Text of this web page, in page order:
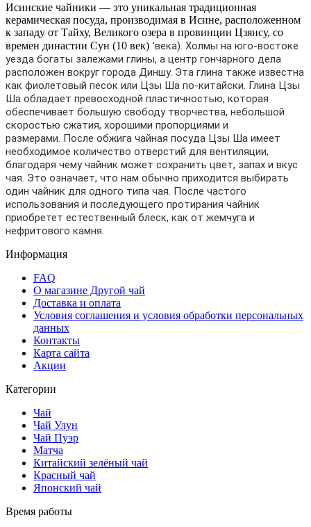
Исинские чайники — это уникальная традиционная
керамическая посуда, производимая в Исине, расположенном
к западу от Тайху, Великого озера в провинции Цзянсу, со
времен династии Сун (10 век) .века). Холмы на юго-востоке
уезда богаты залежами глины, а центр гончарного дела
расположен вокруг города Диншу. Эта глина также известна
как фиолетовый песок или Цзы Ша по-китайски. Глина Цзы
Ша обладает превосходной пластичностью, которая
обеспечивает большую свободу творчества, небольшой
скоростью сжатия, хорошими пропорциями и
размерами. После обжига чайная посуда Цзы Ша имеет
необходимое количество отверстий для вентиляции,
благодаря чему чайник может сохранить цвет, запах и вкус
чая. Это означает, что нам обычно приходится выбирать
один чайник для одного типа чая. После частого
использования и последующего протирания чайник
приобретет естественный блеск, как от жемчуга и
нефритового камня.
Информация
FAQ
О магазине Другой чай
Доставка и оплата
Условия соглашения и условия обработки персональных
данных
Контакты
Карта сайта
Акции
Категории
Чай
Чай Улун
Чай Пуэр
Матча
Китайский зелёный чай
Красный чай
Японский чай
Время работы